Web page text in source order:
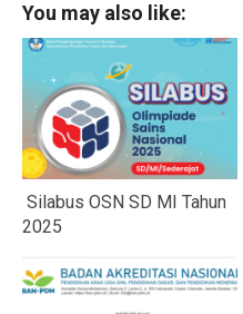
You may also like:
Silabus OSN SD MI Tahun
2025